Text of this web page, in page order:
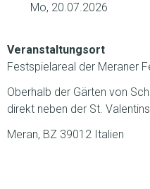
Mo, 20.07.2026
Veranstaltungsort
Festspielareal der Meraner
Oberhalb der Gärten von
direkt neben der St.
Meran, BZ 39012 Italien